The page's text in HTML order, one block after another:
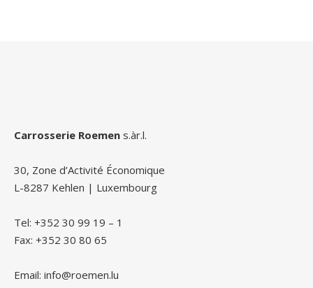
Carrosserie Roemen s.àr.l.
30, Zone d’Activité Économique
L-8287 Kehlen | Luxembourg
Tel: +352 30 99 19 – 1
Fax: +352 30 80 65
Email: info@roemen.lu